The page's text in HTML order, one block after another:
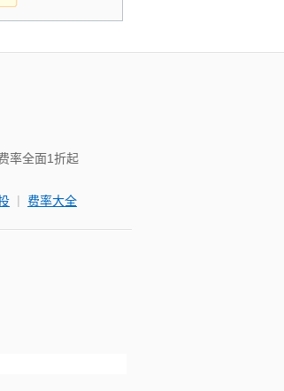
率全面1折起
| 费率大全